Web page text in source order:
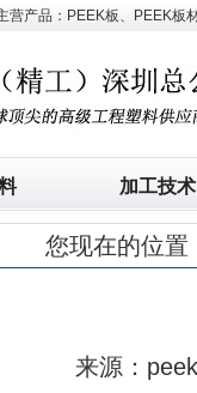
营产品：PEEK板、PEEK板
加工技术
您现在的位置
来源：